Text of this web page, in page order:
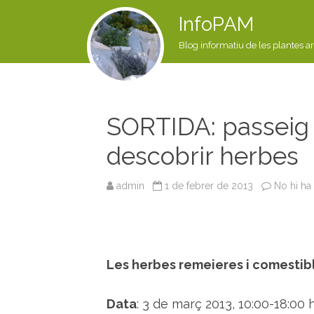
InfoPAM
Blog informatiu de les plantes
SORTIDA:
descobrir herbes
admin 1 de febrer de 2013 No hi
Les herbes remeieres i
Data: 3 de març 2013, 10:00-18:00